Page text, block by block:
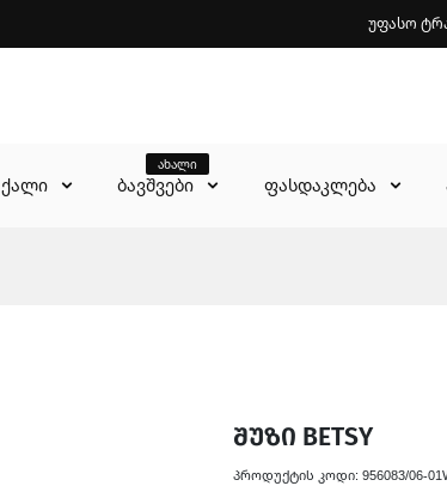
უფასო
ქალი ბავშვები
ახალი
ფასდაკლება
შუზი BETSY
პროდუქტის კოდი: 956083/06-